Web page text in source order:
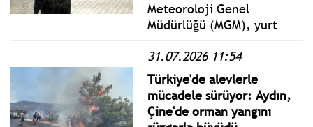
Meteoroloji Genel
Müdürlüğü (MGM), yurt
ilişkin son tahminlerini
paylaştı.
31.07.2026 11:54
Türkiye'de alevlerle
mücadele sürüyor: Aydın,
Çine'de orman yangını